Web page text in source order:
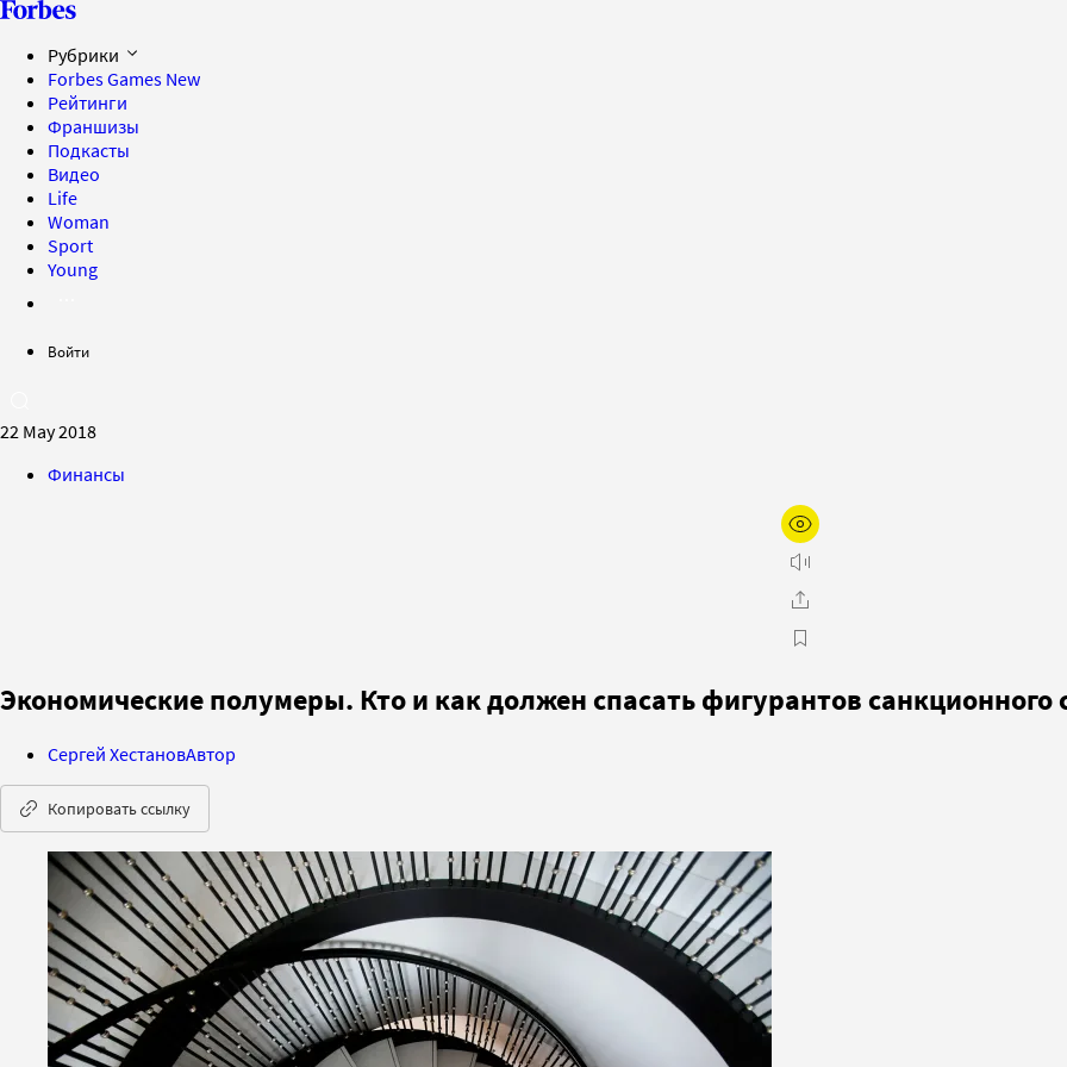
Рубрики
Forbes Games New
Рейтинги
Франшизы
Подкасты
Видео
Life
Woman
Sport
Young
Войти
22 May 2018
Финансы
Экономические полумеры. Кто и как должен спасать фигурантов санкционного
Сергей ХестановАвтор
Копировать ссылку